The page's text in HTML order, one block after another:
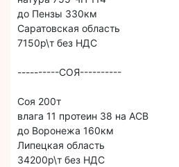
до Пензы 330км
Саратовская область
7150р\т без НДС
----------СОЯ----------
Соя 200т
влага 11 протеин 38 на АСВ
до Воронежа 160км
Липецкая область
34200р\т без НДС